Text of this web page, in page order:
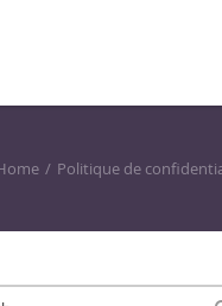
Politique de
FORM